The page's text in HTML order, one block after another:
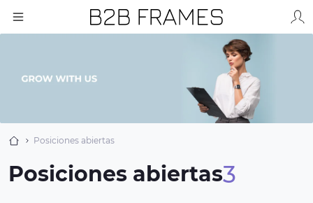
Posiciones abiertas
Posiciones abiertas3